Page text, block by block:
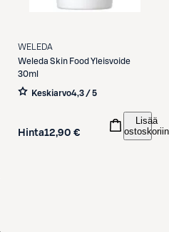
WELEDA
Weleda Skin Food Yleisvoide
30ml
Keskiarvo4,3 / 5
Hinta12,90 €
Lisää
ostoskoriin